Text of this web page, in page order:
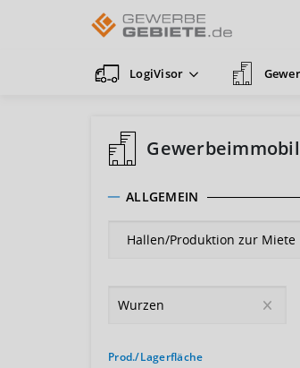
LogiVisor
ALLGEMEIN
Prod./Lagerfläche